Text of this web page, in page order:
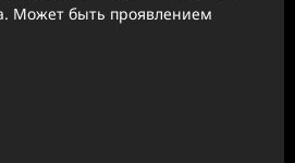
Может быть проявлением